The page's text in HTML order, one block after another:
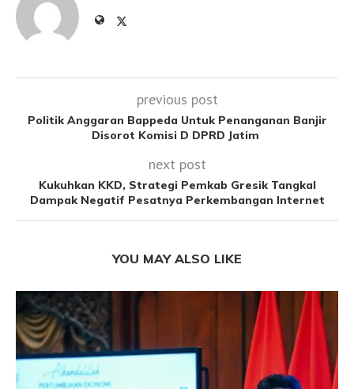
previous post
Politik Anggaran Bappeda Untuk Penanganan Banjir
Disorot Komisi D DPRD Jatim
next post
Kukuhkan KKD, Strategi Pemkab Gresik Tangkal
Dampak Negatif Pesatnya Perkembangan Internet
YOU MAY ALSO LIKE